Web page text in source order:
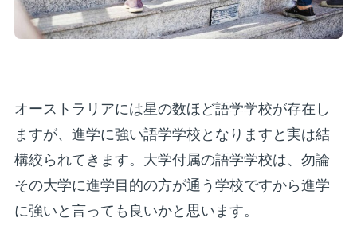
オーストラリアには星の数ほど語学学校が存在し
ますが、進学に強い語学学校となりますと実は結
構絞られてきます。大学付属の語学学校は、勿論
その大学に進学目的の方が通う学校ですから進学
に強いと言っても良いかと思います。